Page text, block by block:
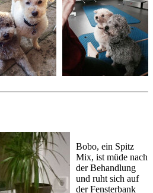
Bobo, ein Spitz
Mix, ist müde nach
der Behandlung
und ruht sich auf
der Fensterbank